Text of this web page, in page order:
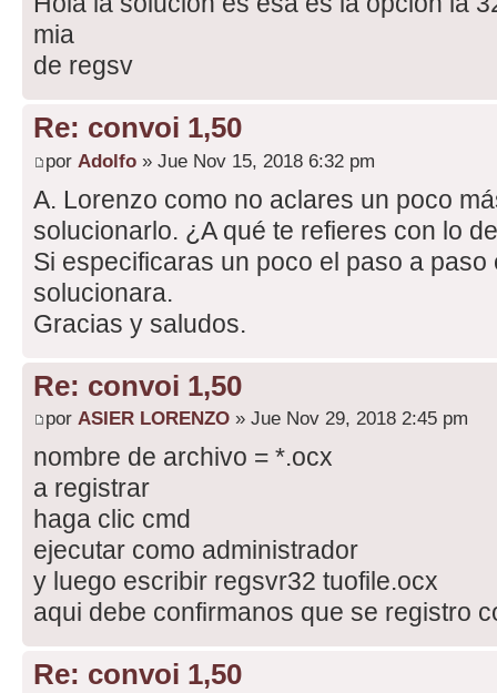
mia
de regsv
Re: convoi 1,50
por Adolfo » Jue Nov 15, 2018 6:32 pm
A. Lorenzo como no aclares un poco
solucionarlo. ¿A qué te refieres con lo
Si especificaras un poco el paso a
solucionara.
Gracias y saludos.
Re: convoi 1,50
por ASIER LORENZO » Jue Nov 29, 2018 2:45 pm
nombre de archivo = *.ocx
a registrar
haga clic cmd
ejecutar como administrador
y luego escribir regsvr32 tuofile.ocx
aqui debe confirmanos que se registro
Re: convoi 1,50